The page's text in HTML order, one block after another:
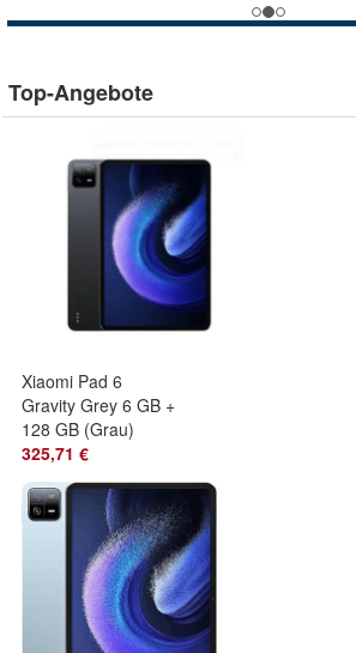
Top-Angebote
Xiaomi Pad 6
Gravity Grey 6 GB +
128 GB (Grau)
325,71 €